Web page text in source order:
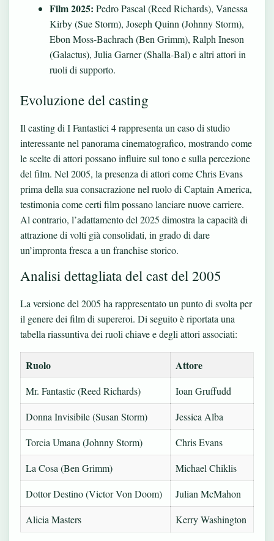
Film 2025: Pedro Pascal (Reed Richards), Vanessa
Kirby (Sue Storm), Joseph Quinn (Johnny Storm),
Ebon Moss-Bachrach (Ben Grimm), Ralph Ineson
(Galactus), Julia Garner (Shalla-Bal) e altri attori in
ruoli di supporto.
Evoluzione del casting
Il casting di I Fantastici 4 rappresenta un caso di studio
interessante nel panorama cinematografico, mostrando come
le scelte di attori possano influire sul tono e sulla percezione
del film. Nel 2005, la presenza di attori come Chris Evans
prima della sua consacrazione nel ruolo di Captain America,
testimonia come certi film possano lanciare nuove carriere.
Al contrario, l’adattamento del 2025 dimostra la capacità di
attrazione di volti già consolidati, in grado di dare
un’impronta fresca a un franchise storico.
Analisi dettagliata del cast del 2005
La versione del 2005 ha rappresentato un punto di svolta per
il genere dei film di supereroi. Di seguito è riportata una
tabella riassuntiva dei ruoli chiave e degli attori associati:
Ruolo Attore
Mr. Fantastic (Reed Richards)
Ioan Gruffudd
Donna Invisibile (Susan Storm)
Jessica Alba
Torcia Umana (Johnny Storm)
Chris Evans
La Cosa (Ben Grimm)
Michael Chiklis
Dottor Destino (Victor Von Doom)
Julian McMahon
Alicia Masters
Kerry Washington